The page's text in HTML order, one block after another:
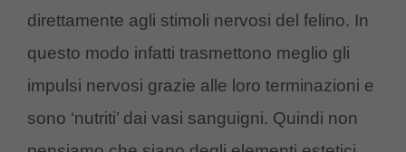
direttamente agli stimoli nervosi del felino. In
questo modo infatti trasmettono meglio gli
impulsi nervosi grazie alle loro terminazioni e
sono ‘nutriti’ dai vasi sanguigni. Quindi non